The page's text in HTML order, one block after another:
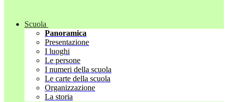
Scuola
Panoramica
Presentazione
I luoghi
Le persone
I numeri della scuola
Le carte della scuola
Organizzazione
La storia